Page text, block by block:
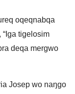
oqeqnabqa
tigelosim
deqa mergwo
Josep wo naŋgo